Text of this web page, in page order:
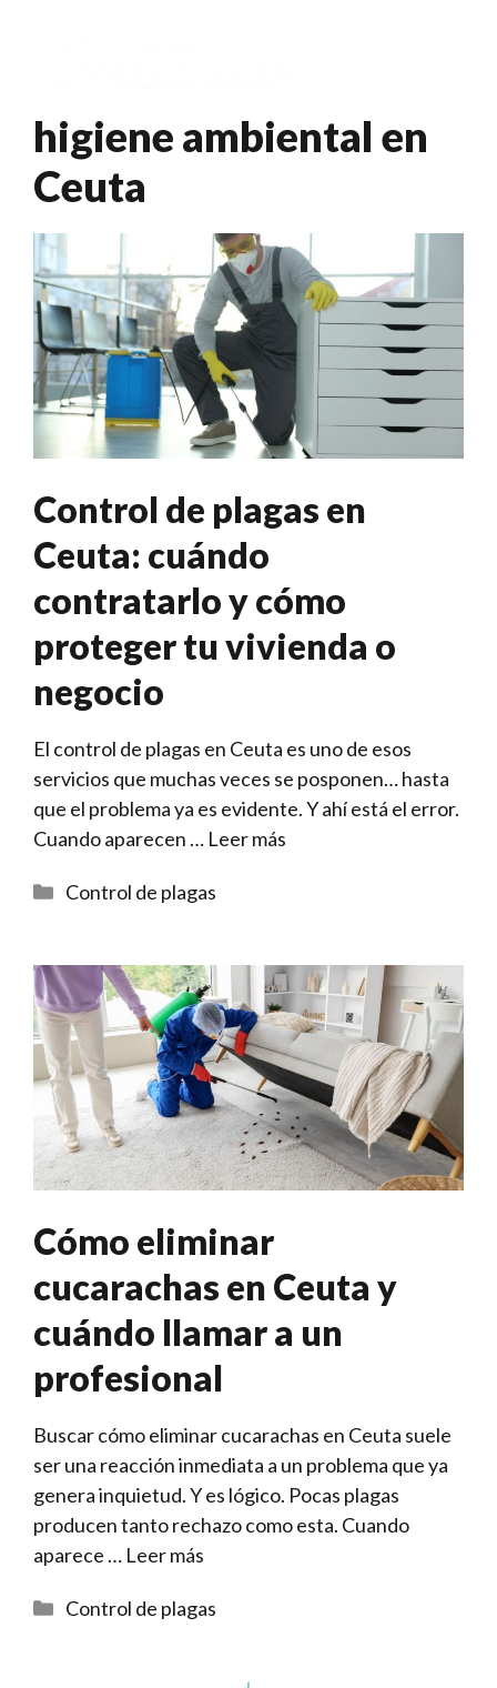
higiene ambiental en
Ceuta
Control de plagas en
Ceuta: cuándo
contratarlo y cómo
proteger tu vivienda o
negocio
El control de plagas en Ceuta es uno de esos
servicios que muchas veces se posponen… hasta
que el problema ya es evidente. Y ahí está el error.
Cuando aparecen … Leer más
Categorías
Control de plagas
Cómo eliminar
cucarachas en Ceuta y
cuándo llamar a un
profesional
Buscar cómo eliminar cucarachas en Ceuta suele
ser una reacción inmediata a un problema que ya
genera inquietud. Y es lógico. Pocas plagas
producen tanto rechazo como esta. Cuando
aparece … Leer más
Categorías
Control de plagas